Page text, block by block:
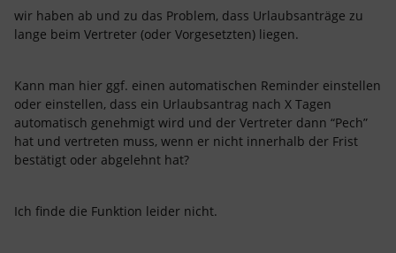
wir haben ab und zu das Problem, dass Urlaubsanträge zu
lange beim Vertreter (oder Vorgesetzten) liegen.
Kann man hier ggf. einen automatischen Reminder einstellen
oder einstellen, dass ein Urlaubsantrag nach X Tagen
automatisch genehmigt wird und der Vertreter dann “Pech”
hat und vertreten muss, wenn er nicht innerhalb der Frist
bestätigt oder abgelehnt hat?
Ich finde die Funktion leider nicht.